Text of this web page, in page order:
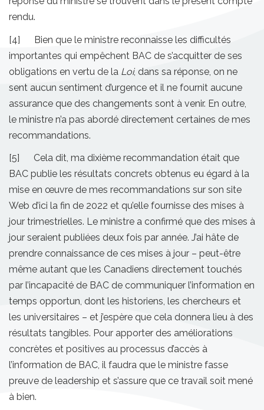
rendu.
[4] Bien que le ministre reconnaisse les difficultés
importantes qui empêchent BAC de s’acquitter de ses
obligations en vertu de la Loi, dans sa réponse, on ne
sent aucun sentiment d’urgence et il ne fournit aucune
assurance que des changements sont à venir. En outre,
le ministre n’a pas abordé directement certaines de mes
recommandations.
[5] Cela dit, ma dixième recommandation était que
BAC publie les résultats concrets obtenus eu égard à la
mise en œuvre de mes recommandations sur son site
Web d’ici la fin de 2022 et qu’elle fournisse des mises à
jour trimestrielles. Le ministre a confirmé que des mises à
jour seraient publiées deux fois par année. J’ai hâte de
prendre connaissance de ces mises à jour – peut-être
même autant que les Canadiens directement touchés
par l’incapacité de BAC de communiquer l’information en
temps opportun, dont les historiens, les chercheurs et
les universitaires – et j’espère que cela donnera lieu à des
résultats tangibles. Pour apporter des améliorations
concrètes et positives au processus d’accès à
l’information de BAC, il faudra que le ministre fasse
preuve de leadership et s’assure que ce travail soit mené
à bien.